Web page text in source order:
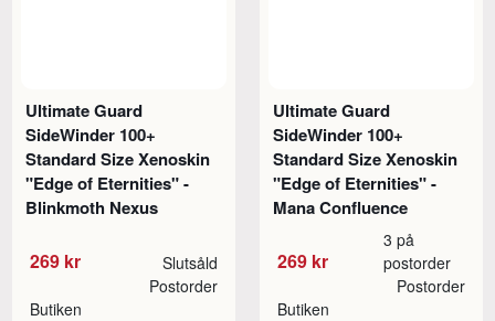
Ultimate Guard
SideWinder 100+
Standard Size Xenoskin
"Edge of Eternities" -
Blinkmoth Nexus
269 kr Slutsåld
Butiken
Postorder
Ultimate Guard
SideWinder 100+
Standard Size Xenoskin
"Edge of Eternities" -
Mana Confluence
269 kr
3 på
postorder
Butiken
Postorder